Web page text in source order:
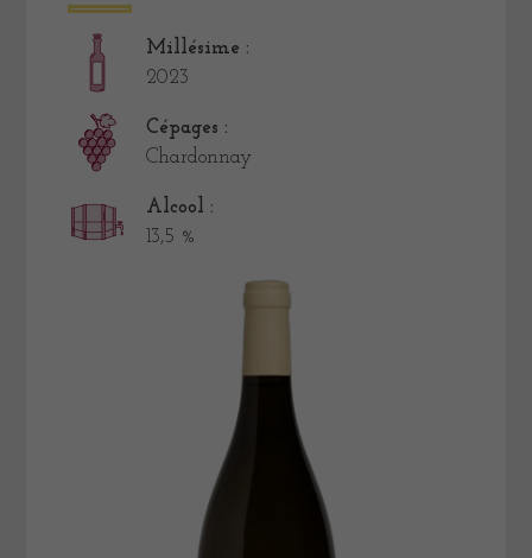
Millésime :
2023
Cépages :
Chardonnay
Alcool :
13,5 %